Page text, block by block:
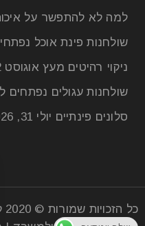
למה לא להתפשר על
שולחנות פינת אוכל
ניקוי רהיטים מעץ אוגוסט 2, 2026
שולחנות עגולים נפתחים
סלונים פינתיים יולי 31, 2026
כל הזכויות שמורות © 2020